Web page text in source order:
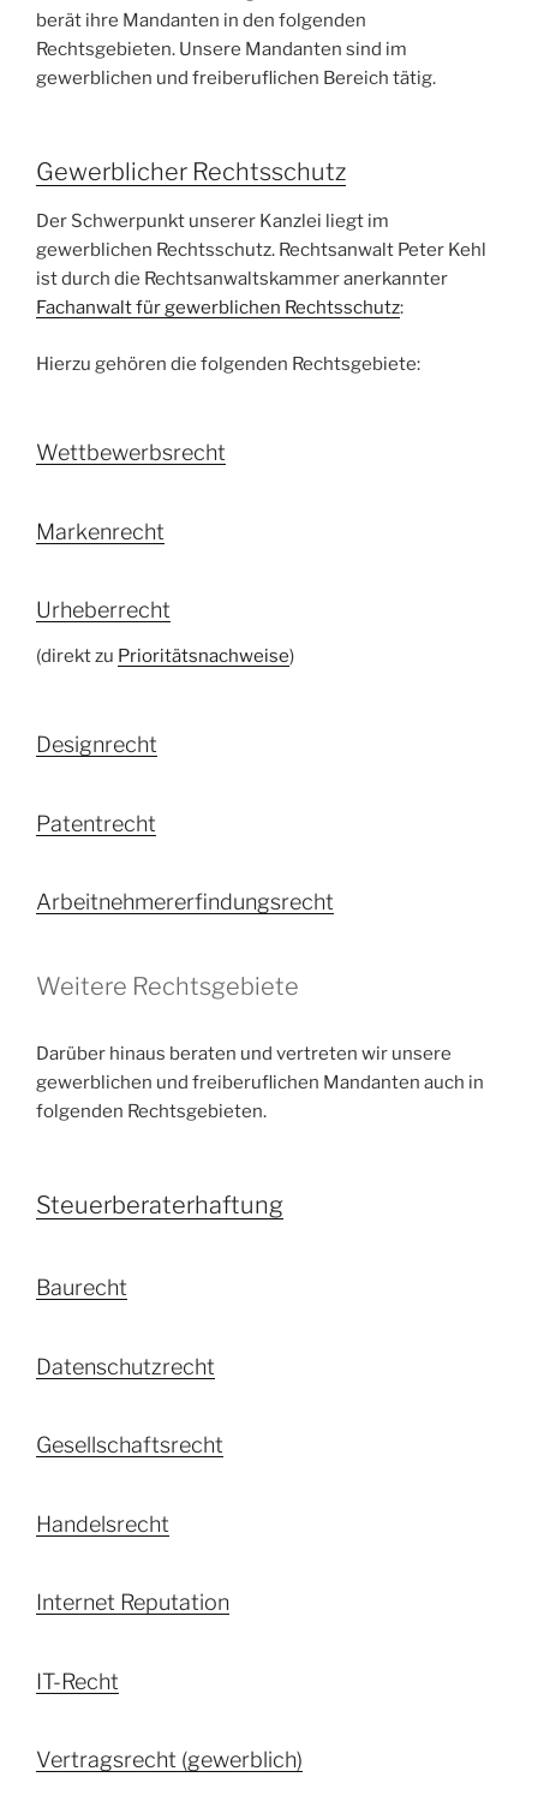
berät ihre Mandanten in den folgenden
Rechtsgebieten. Unsere Mandanten sind im
gewerblichen und freiberuflichen Bereich tätig.
Gewerblicher Rechtsschutz
Der Schwerpunkt unserer Kanzlei liegt im
gewerblichen Rechtsschutz. Rechtsanwalt Peter Kehl
ist durch die Rechtsanwaltskammer anerkannter
Fachanwalt für gewerblichen Rechtsschutz:
Hierzu gehören die folgenden Rechtsgebiete:
Wettbewerbsrecht
Markenrecht
Urheberrecht
(direkt zu Prioritätsnachweise)
Designrecht
Patentrecht
Arbeitnehmererfindungsrecht
Weitere Rechtsgebiete
Darüber hinaus beraten und vertreten wir unsere
gewerblichen und freiberuflichen Mandanten auch in
folgenden Rechtsgebieten.
Steuerberaterhaftung
Baurecht
Datenschutzrecht
Gesellschaftsrecht
Handelsrecht
Internet Reputation
IT-Recht
Vertragsrecht (gewerblich)